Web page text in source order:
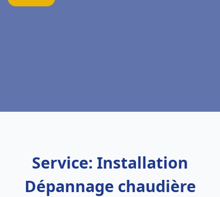
Service: Installation
Dépannage chaudière